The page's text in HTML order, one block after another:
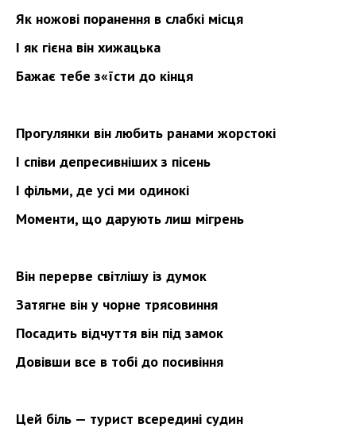
Як ножові поранення в слабкі місця
І як гієна він хижацька
Бажає тебе з«їсти до кінця
Прогулянки він любить ранами жорстокі
І співи депресивніших з пісень
І фільми, де усі ми одинокі
Моменти, що дарують лиш мігрень
Він перерве світлішу із думок
Затягне він у чорне трясовиння
Посадить відчуття він під замок
Довівши все в тобі до посивіння
Цей біль — турист всередині судин